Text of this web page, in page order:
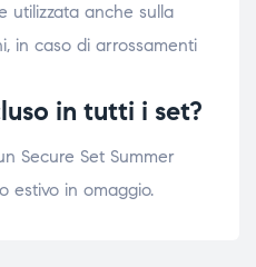
utilizzata anche sulla
in caso di arrossamenti
in tutti i set?
Secure Set Summer
estivo in omaggio.